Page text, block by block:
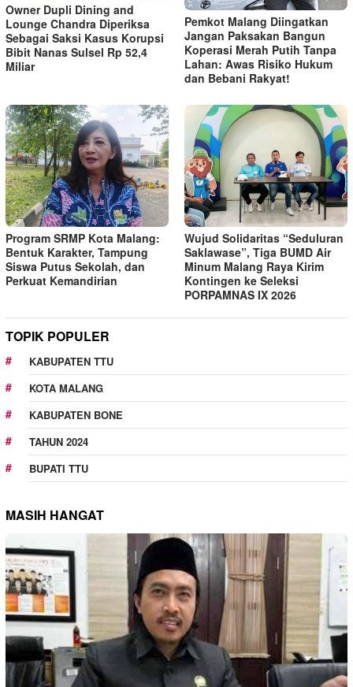
Owner Dupli Dining and
Lounge Chandra Diperiksa
Sebagai Saksi Kasus Korupsi
Bibit Nanas Sulsel Rp 52,4
Miliar
Pemkot Malang Diingatkan
Jangan Paksakan Bangun
Koperasi Merah Putih Tanpa
Lahan: Awas Risiko Hukum
dan Bebani Rakyat!
Program SRMP Kota Malang:
Bentuk Karakter, Tampung
Siswa Putus Sekolah, dan
Perkuat Kemandirian
Wujud Solidaritas “Seduluran
Saklawase”, Tiga BUMD Air
Minum Malang Raya Kirim
Kontingen ke Seleksi
PORPAMNAS IX 2026
TOPIK POPULER
KABUPATEN TTU
KOTA MALANG
KABUPATEN BONE
TAHUN 2024
BUPATI TTU
MASIH HANGAT